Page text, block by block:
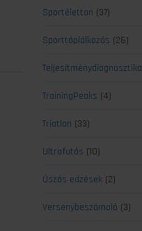
Sportélettan (37)
Sporttáplálkozás (26)
Teljesítménydiagnosztika
TrainingPeaks (4)
Triatlon (33)
Ultrafutás (10)
Úszás edzések(2)
Versenybeszámoló (3)